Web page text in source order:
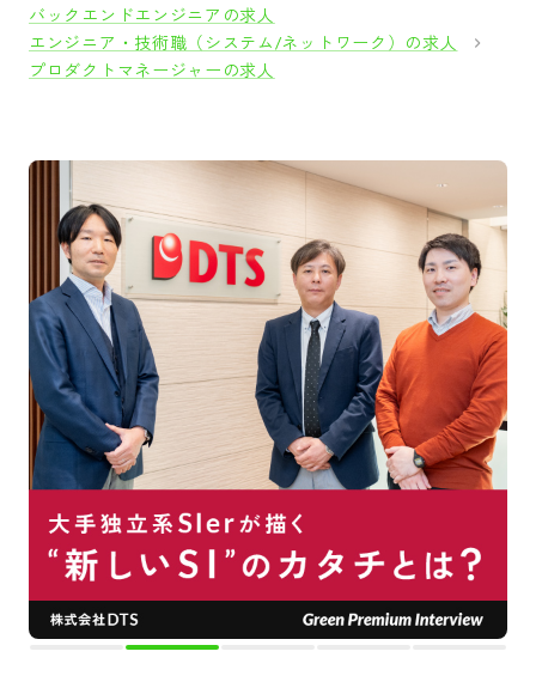
バックエンドエンジニアの求人
エンジニア・技術職（システム/ネットワーク）の求人
プロダクトマネージャーの求人